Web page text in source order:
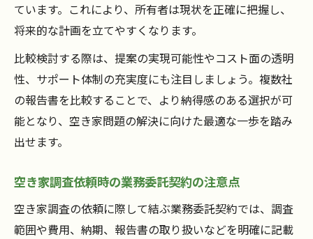
ています。これにより、所有者は現状を正確に把握し、
将来的な計画を立てやすくなります。
比較検討する際は、提案の実現可能性やコスト面の透明
性、サポート体制の充実度にも注目しましょう。複数社
の報告書を比較することで、より納得感のある選択が可
能となり、空き家問題の解決に向けた最適な一歩を踏み
出せます。
空き家調査依頼時の業務委託契約の注意点
空き家調査の依頼に際して結ぶ業務委託契約では、調査
範囲や費用、納期、報告書の取り扱いなどを明確に記載